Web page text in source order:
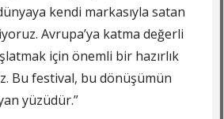
kendi markasıyla satan
Avrupa’ya katma değerli
için önemli bir hazırlık
Bu festival, bu dönüşümün
yüzüdür.”